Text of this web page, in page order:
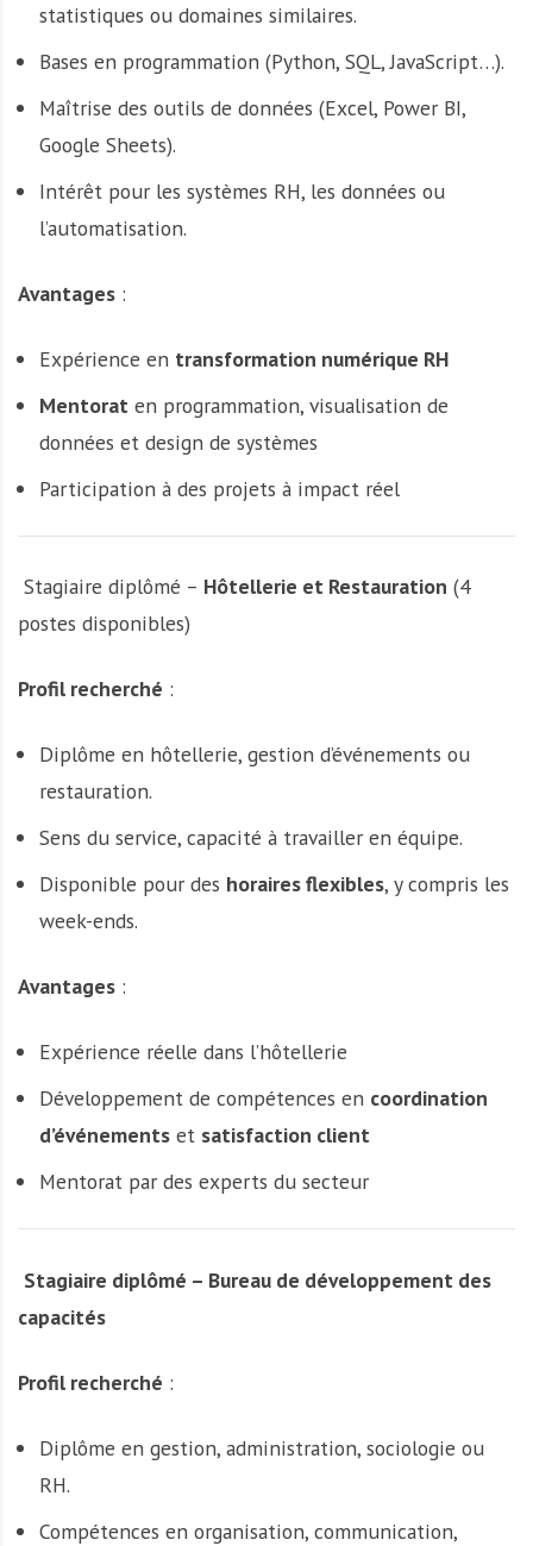
statistiques ou domaines similaires.
Bases en programmation (Python, SQL, JavaScript…).
Maîtrise des outils de données (Excel, Power BI,
Google Sheets).
Intérêt pour les systèmes RH, les données ou
l’automatisation.
Avantages :
Expérience en transformation numérique RH
Mentoraten programmation, visualisation de
données et design de systèmes
Participation à des projets à impact réel
Stagiaire diplômé – Hôtellerie et Restauration (4
postes disponibles)
Profil recherché :
Diplôme en hôtellerie, gestion d’événements ou
restauration.
Sens du service, capacité à travailler en équipe.
Disponible pour des horaires flexibles, y compris les
week-ends.
Avantages :
Expérience réelle dans l’hôtellerie
Développement de compétences en coordination
d’événementset satisfaction client
Mentorat par des experts du secteur
Stagiaire diplômé – Bureau de développement des
capacités
Profil recherché :
Diplôme en gestion, administration, sociologie ou
RH.
Compétences en organisation, communication,